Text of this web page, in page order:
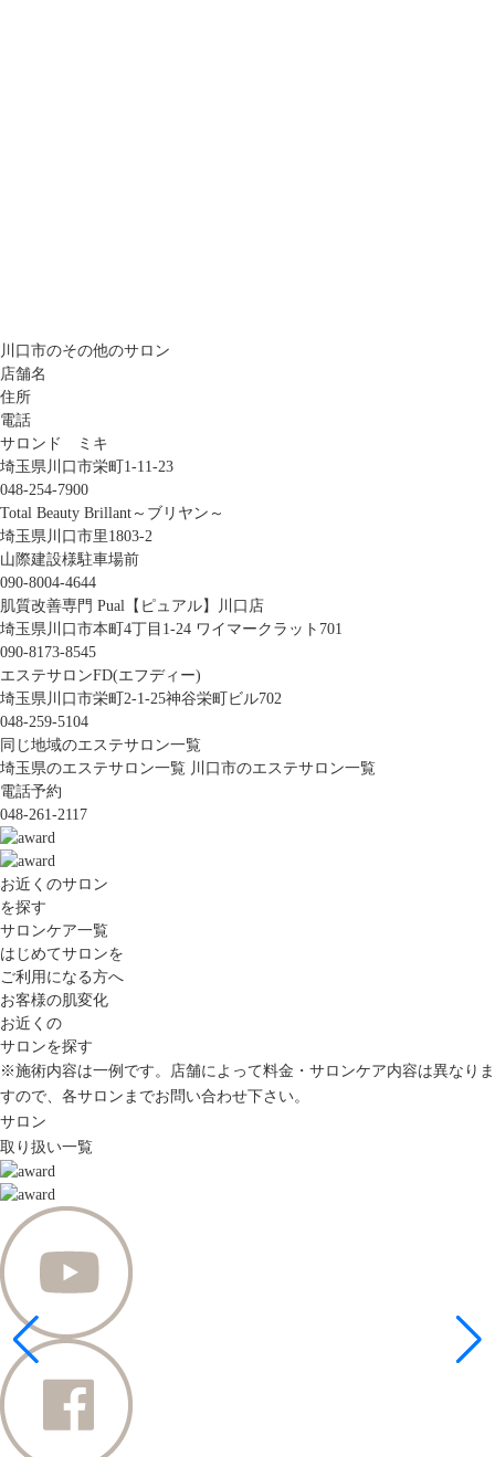
川口市のその他のサロン
店舗名
住所
電話
サロンド ミキ
埼玉県川口市栄町1-11-23
048-254-7900
Total Beauty Brillant～ブリヤン～
埼玉県川口市里1803-2
山際建設様駐車場前
090-8004-4644
肌質改善専門 Pual【ピュアル】川口店
埼玉県川口市本町4丁目1-24 ワイマークラット701
090-8173-8545
エステサロンFD(エフディー)
埼玉県川口市栄町2-1-25神谷栄町ビル702
048-259-5104
同じ地域のエステサロン一覧
埼玉県のエステサロン一覧 川口市のエステサロン一覧
電話予約
048-261-2117
お近くのサロン
を探す
サロンケア一覧
はじめてサロンを
ご利用になる方へ
お客様の肌変化
お近くの
サロンを探す
※施術内容は一例です。店舗によって料金・サロンケア内容は異なりま
すので、各サロンまでお問い合わせ下さい。
サロン
取り扱い一覧